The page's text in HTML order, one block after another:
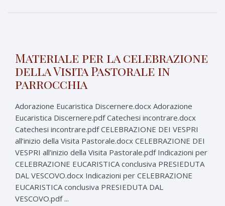
Materiale per la celebrazione
della Visita Pastorale in
parrocchia
Adorazione Eucaristica Discernere.docx Adorazione
Eucaristica Discernere.pdf Catechesi incontrare.docx
Catechesi incontrare.pdf CELEBRAZIONE DEI VESPRI
all’inizio della Visita Pastorale.docx CELEBRAZIONE DEI
VESPRI all’inizio della Visita Pastorale.pdf Indicazioni per
CELEBRAZIONE EUCARISTICA conclusiva PRESIEDUTA
DAL VESCOVO.docx Indicazioni per CELEBRAZIONE
EUCARISTICA conclusiva PRESIEDUTA DAL
VESCOVO.pdf ...